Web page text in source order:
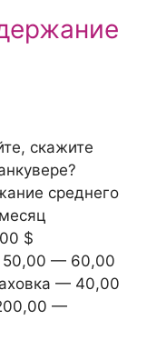
скажите
среднего
$
50,00 — 60,00
— 40,00
—